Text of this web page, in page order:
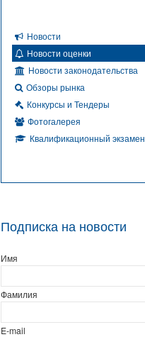
Новости
Новости оценки
Новости законодательства
Обзоры рынка
Конкурсы и Тендеры
Фотогалерея
Квалификационный экзамен
Подписка на новости
Имя
Фамилия
E-mail